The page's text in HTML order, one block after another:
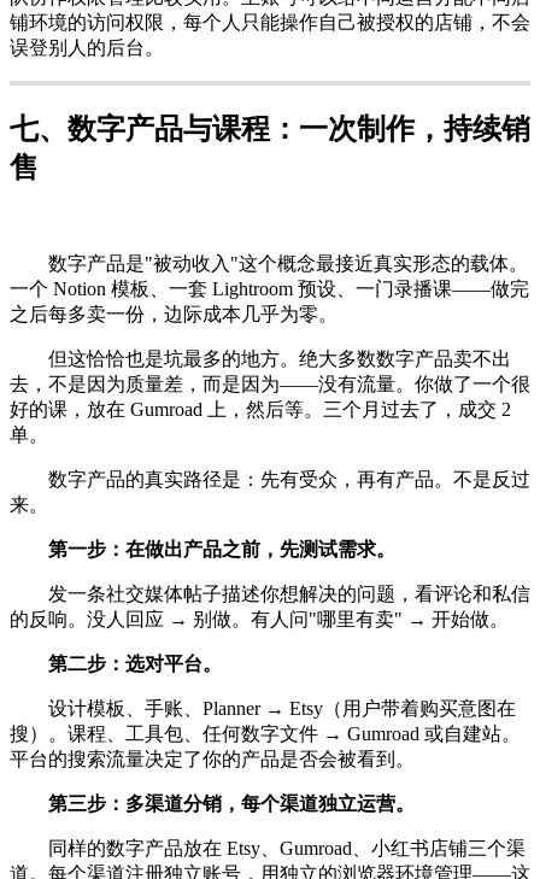
铺环境的访问权限，每个人只能操作自己被授权的店铺，不会
误登别人的后台。
七、数字产品与课程：一次制作，持续销
售
数字产品是"被动收入"这个概念最接近真实形态的载体。
一个 Notion 模板、一套 Lightroom 预设、一门录播课——做完
之后每多卖一份，边际成本几乎为零。
但这恰恰也是坑最多的地方。绝大多数数字产品卖不出
去，不是因为质量差，而是因为——没有流量。你做了一个很
好的课，放在 Gumroad 上，然后等。三个月过去了，成交 2
单。
数字产品的真实路径是：先有受众，再有产品。不是反过
来。
第一步：在做出产品之前，先测试需求。
发一条社交媒体帖子描述你想解决的问题，看评论和私信
的反响。没人回应 → 别做。有人问"哪里有卖" → 开始做。
第二步：选对平台。
设计模板、手账、Planner → Etsy（用户带着购买意图在
搜）。课程、工具包、任何数字文件 → Gumroad 或自建站。
平台的搜索流量决定了你的产品是否会被看到。
第三步：多渠道分销，每个渠道独立运营。
同样的数字产品放在 Etsy、Gumroad、小红书店铺三个渠
道。每个渠道注册独立账号，用独立的浏览器环境管理——这